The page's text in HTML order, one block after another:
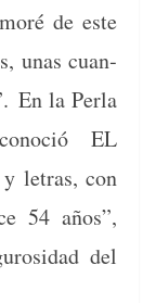
de este
unas cuan­
En la Per­la
EL
letras, con
54 años”,
del